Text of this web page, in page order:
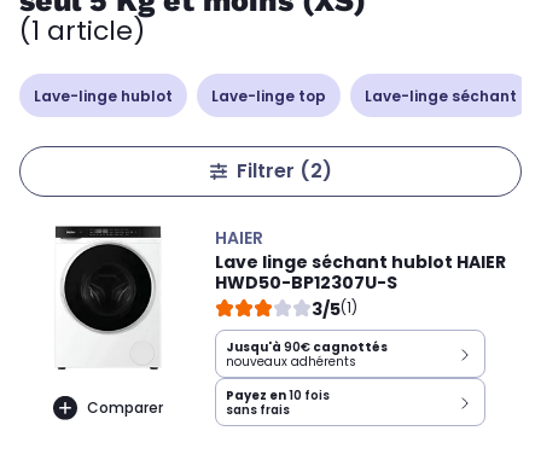
(1 article)
Lave-linge hublot Lave-linge top Lave-linge séchant
Filtrer (2)
Comparer
HAIER
Lave linge séchant hublot HAIER
HWD50-BP12307U-S
3/5(1)
Jusqu'à 90€ cagnottés
nouveaux adhérents
Payez en10 fois
sans frais